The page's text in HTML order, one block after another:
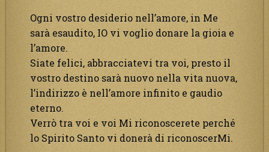
Ogni vostro desiderio nell’amore, in Me
sarà esaudito, IO vi voglio donare la gioia e
l’amore.
Siate felici, abbracciatevi tra voi, presto il
vostro destino sarà nuovo nella vita nuova,
l’indirizzo è nell’amore infinito e gaudio
eterno.
Verrò tra voi e voi Mi riconoscerete perché
lo Spirito Santo vi donerà di riconoscerMi.